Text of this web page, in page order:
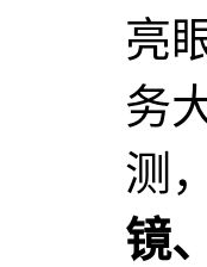
亮
务
测
镜